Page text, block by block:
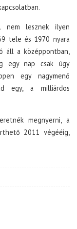
nem lesznek ilyen
tele és 1970 nyara
áll a középpontban,
egy nap csak úgy
egy nagymenő
egy, a milliárdos
megnyerni, a
2011 végééig,